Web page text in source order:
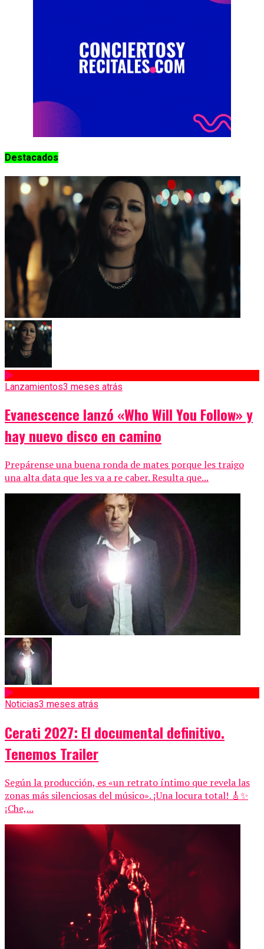
Destacados
Lanzamientos3 meses atrás
Evanescence lanzó «Who Will You Follow» y
hay nuevo disco en camino
Prepárense una buena ronda de mates porque les traigo
una alta data que les va a re caber. Resulta que...
Noticias3 meses atrás
Cerati 2027: El documental definitivo.
Tenemos Trailer
Según la producción, es «un retrato íntimo que revela las
zonas más silenciosas del músico». ¡Una locura total! 🎸✨
¡Che,...